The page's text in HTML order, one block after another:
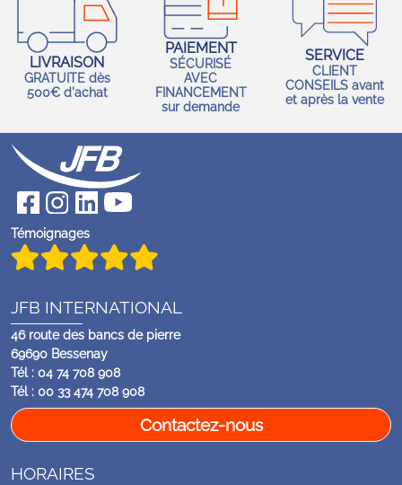
LIVRAISON
GRATUITE dès
500€ d'achat
PAIEMENT
SÉCURISÉ
AVEC
FINANCEMENT
sur demande
SERVICE
CLIENT
CONSEILS avant
et après la vente
Témoignages
JFB INTERNATIONAL
46 route des bancs de pierre
69690 Bessenay
Tél : 04 74 708 908
Tél : 00 33 474 708 908
Contactez-nous
HORAIRES